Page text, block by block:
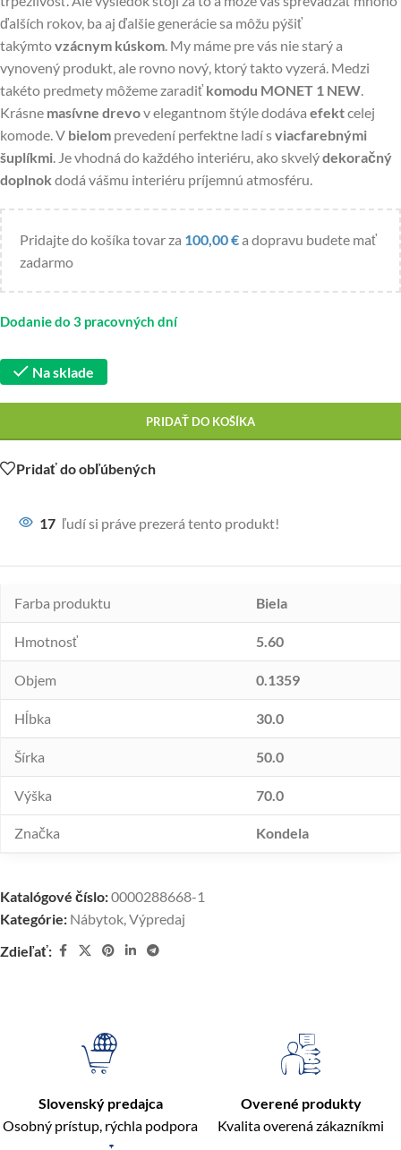
ďalších rokov, ba aj ďalšie generácie sa môžu pýšiť
takýmtovzácnym kúskom. My máme pre vás nie starý a
vynovený produkt, ale rovno nový, ktorý takto vyzerá. Medzi
takéto predmety môžeme zaradiť komodu MONET 1 NEW.
Krásne masívne drevov elegantnom štýle dodáva efektcelej
komode. V bielom prevedení perfektne ladí sviacfarebnými
šuplíkmi. Je vhodná do každého interiéru, ako skvelýdekoračný
doplnok dodá vášmu interiéru príjemnú atmosféru.
Pridajte do košíka tovar za 100,00€a dopravu budete mať
zadarmo
Dodanie do 3 pracovných dní
Na sklade
PRIDAŤ DO KOŠÍKA
Pridať do obľúbených
17 ľudí si práve prezerá tento produkt!
Farba produktu Biela
Hmotnosť 5.60
Objem 0.1359
Hĺbka 30.0
Šírka 50.0
Výška 70.0
Značka Kondela
Katalógové číslo:0000288668-1
Kategórie: Nábytok,Výpredaj
Zdieľať:
Slovenský predajca
Osobný prístup, rýchla podpora
Overené produkty
Kvalita overená zákazníkmi